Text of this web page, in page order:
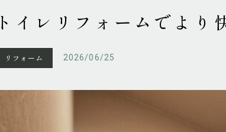
トイレリフォームでより
リフォーム 2026/06/25